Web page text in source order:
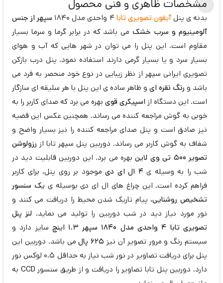
مشخصات ظاهری و فنی محصول
بدنه ی پنلآیفون تصویری تابا4 واحدی مدل 1840
سپهر از جنس
آلومینیوم و سرب خشک می باشد که در برابر گرما و سرما بسیار
مقاوم است. این پنل را می توان در شهر هایی که آب و هوای
بسیار سرد و یا بسیار گرمی دارند استفاده نمود. پنل درب بازکن
تصویری ایرانی سپهر از نظر زیبایی در نوع خود منحصر به فرد می
باشد و رنگ نقره ای و ظاهر ساده ی این پنل با هر سلیقه ای سازگار
است. این دستگاه از اسپیکری قوی بهره می برد که صدای کاربر را به
خوبی به گوش مراجعه کننده می رساند. همچنین عکس این قضیه
نیز صادق است و پنل صدای مراجعه کننده را نیز بسیار واضح و
شفاف به گوش کاربر می رساند. دوربین پنل سپهر تابا از رزولوشن
تصویر 500 تی وی لاین
بهره می برد. این دوربین قابلیت دید در
شب را به وسیله ی 4 ال ای دی
موجود بر روی پنل، برای کاربر
فراهم کرده است. این چراغ های ال ای دی بوسیله ی یک سنسور
تشخیص روشنایی، پیام تاریک شدن محیط را دریافت می کنند و
نور مورد نیاز دید در شب دوربین را تولید می نماید. لنز پنل
تصویری تابا 4 واحدی مدل 1840 سپهر 1.3 اینچ
سایز دارد و
سیستم رنگ و مرور تصویر آن نیز
می باشد. دوربین این
پنل برای دریافت تصاویر در نور شب نیاز به حداقل 0.5 لوکس نور
دارد. دوربین پنل تابا تصاویر را دریافت و از طریق سنسورCCD به